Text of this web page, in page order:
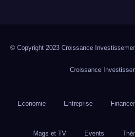
© Copyright 2023 Croissance
Croissance
Economie Entreprise
Mags et TV Events